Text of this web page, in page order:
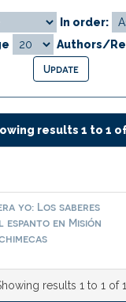
In order:
Authors/
results 1 to 1
yo: Los saberes
espanto en Misión
results 1 to 1 of 1